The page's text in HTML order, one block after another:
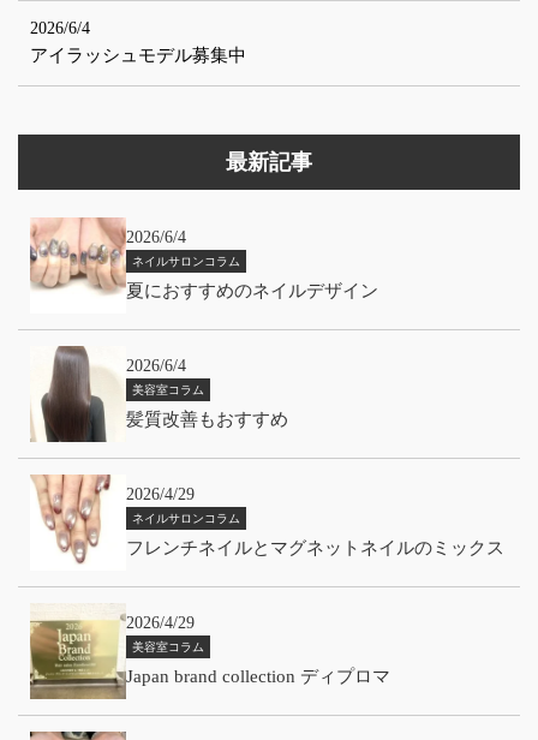
2026/6/4
アイラッシュモデル募集中
最新記事
2026/6/4
ネイルサロンコラム
夏におすすめのネイルデザイン
2026/6/4
美容室コラム
髪質改善もおすすめ
2026/4/29
ネイルサロンコラム
フレンチネイルとマグネットネイルのミックス
2026/4/29
美容室コラム
Japan brand collection ディプロマ